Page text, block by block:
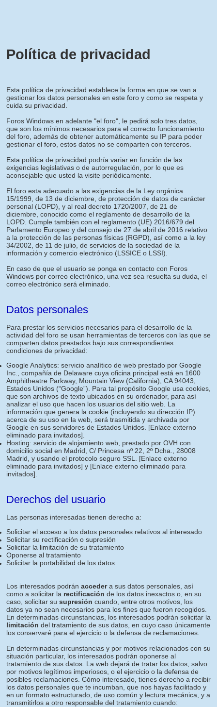
Política de privacidad
Esta política de privacidad establece la forma en que se van a
gestionar los datos personales en este foro y como se respeta y
cuida su privacidad.
Foros Windows en adelante "el foro", le pedirá solo tres datos,
que son los mínimos necesarios para el correcto funcionamiento
del foro, además de obtener automáticamente su IP para poder
gestionar el foro, estos datos no se comparten con terceros.
Esta política de privacidad podría variar en función de las
exigencias legislativas o de autorregulación, por lo que es
aconsejable que usted la visite periódicamente.
El foro esta adecuado a las exigencias de la Ley orgánica
15/1999, de 13 de diciembre, de protección de datos de carácter
personal (LOPD), y al real decreto 1720/2007, de 21 de
diciembre, conocido como el reglamento de desarrollo de la
LOPD. Cumple también con el reglamento (UE) 2016/679 del
Parlamento Europeo y del consejo de 27 de abril de 2016 relativo
a la protección de las personas físicas (RGPD), así como a la ley
34/2002, de 11 de julio, de servicios de la sociedad de la
información y comercio electrónico (LSSICE o LSSI).
En caso de que el usuario se ponga en contacto con Foros
Windows por correo electrónico, una vez sea resuelta su duda, el
correo electrónico será eliminado.
Datos personales
Para prestar los servicios necesarios para el desarrollo de la
actividad del foro se usan herramientas de terceros con las que se
comparten datos prestados bajo sus correspondientes
condiciones de privacidad:
Google Analytics: servicio analítico de web prestado por Google
Inc., compañía de Delaware cuya oficina principal está en 1600
Amphitheatre Parkway, Mountain View (California), CA 94043,
Estados Unidos (“Google”). Para tal propósito Google usa cookies,
que son archivos de texto ubicados en su ordenador, para así
analizar el uso que hacen los usuarios del sitio web. La
información que genera la cookie (incluyendo su dirección IP)
acerca de su uso en la web, será trasmitida y archivada por
Google en sus servidores de Estados Unidos. [Enlace externo
eliminado para invitados]
Hosting: servicio de alojamiento web, prestado por OVH con
domicilio social en Madrid, C/ Princesa nº 22, 2º Dcha., 28008
Madrid, y usando el protocolo seguro SSL. [Enlace externo
eliminado para invitados] y [Enlace externo eliminado para
invitados]
Derechos del usuario
Las personas interesadas tienen derecho a:
Solicitar el acceso a los datos personales relativos al interesado
Solicitar su rectificación o supresión
Solicitar la limitación de su tratamiento
Oponerse al tratamiento
Solicitar la portabilidad de los datos
Los interesados podrán accedera sus datos personales, así
como a solicitar la rectificación de los datos inexactos o, en su
caso, solicitar su supresión cuando, entre otros motivos, los
datos ya no sean necesarios para los fines que fueron recogidos.
En determinadas circunstancias, los interesados podrán solicitar la
limitación del tratamiento de sus datos, en cuyo caso únicamente
los conservaré para el ejercicio o la defensa de reclamaciones.
En determinadas circunstancias y por motivos relacionados con su
situación particular, los interesados podrán oponerse al
tratamiento de sus datos. La web dejará de tratar los datos, salvo
por motivos legítimos imperiosos, o el ejercicio o la defensa de
posibles reclamaciones. Cómo interesado, tienes derecho a recibir
los datos personales que te incumban, que nos hayas facilitado y
en un formato estructurado, de uso común y lectura mecánica, y a
transmitirlos a otro responsable del tratamiento cuando: